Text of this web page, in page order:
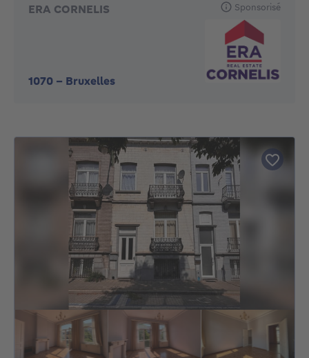
ERA CORNELIS
1070 - Bruxelles
Sponsorisé